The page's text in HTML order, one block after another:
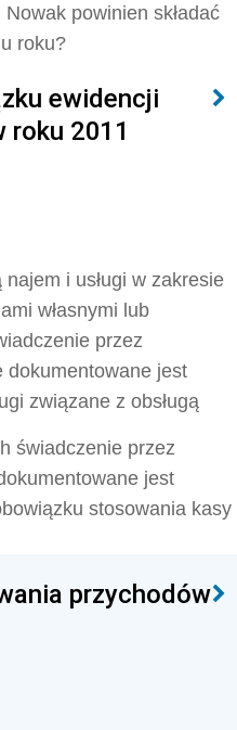
powinien składać
roku?
ewidencji
roku 2011
i usługi w zakresie
własnymi lub
przez
dokumentowane jest
związane z obsługą
świadczenie przez
jest
stosowania kasy
przychodów